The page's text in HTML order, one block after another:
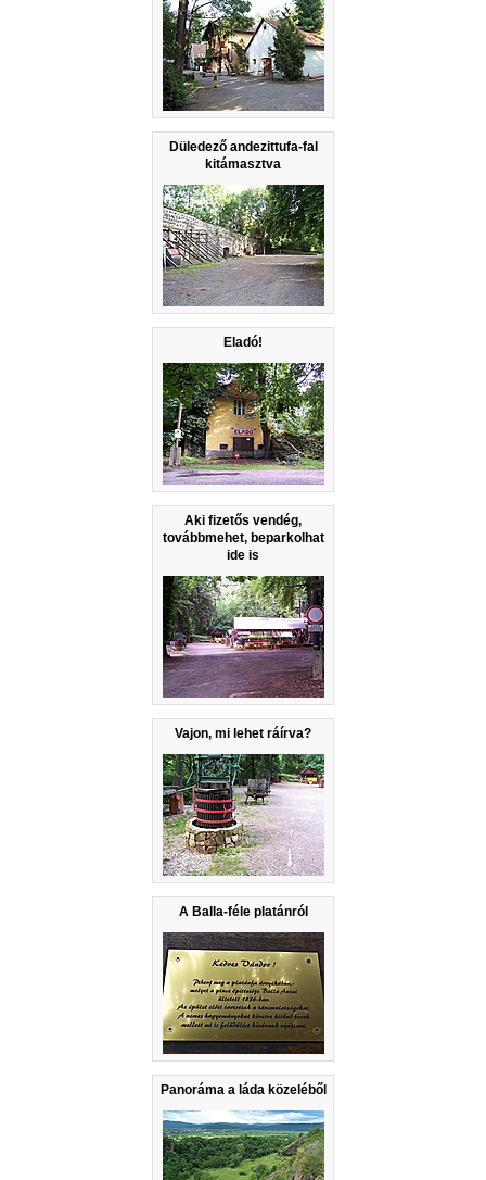
Düledező andezittufa-fal
kitámasztva
Eladó!
Aki fizetős vendég,
továbbmehet, beparkolhat
ide is
Vajon, mi lehet ráírva?
A Balla-féle platánról
Panoráma a láda közeléből